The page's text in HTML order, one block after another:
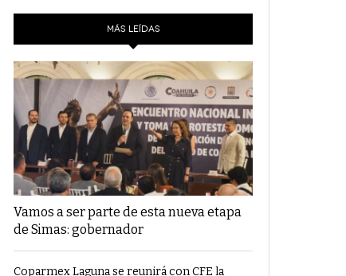
MÁS LEÍDAS
Vamos a ser parte de esta nueva etapa
de Simas: gobernador
Coparmex Laguna se reunirá con CFE la